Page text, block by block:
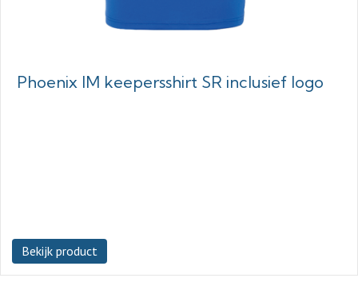
Phoenix IM keepersshirt SR inclusief logo
Bekijk product